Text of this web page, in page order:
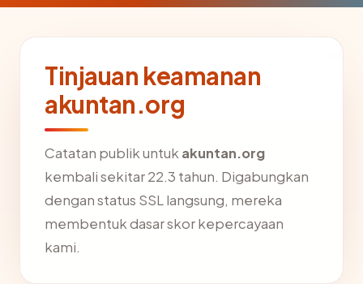
Tinjauan keamanan
akuntan.org
Catatan publik untuk akuntan.org
kembali sekitar 22.3 tahun. Digabungkan
dengan status SSL langsung, mereka
membentuk dasar skor kepercayaan
kami.